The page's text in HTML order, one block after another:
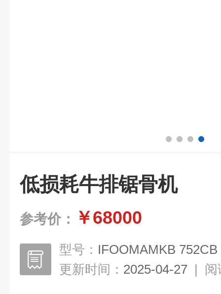
低损耗牛排锯骨机
参考价： ￥68000
型号： IFOOMAMKB 752CB
更新时间： 2025-04-27 | 阅